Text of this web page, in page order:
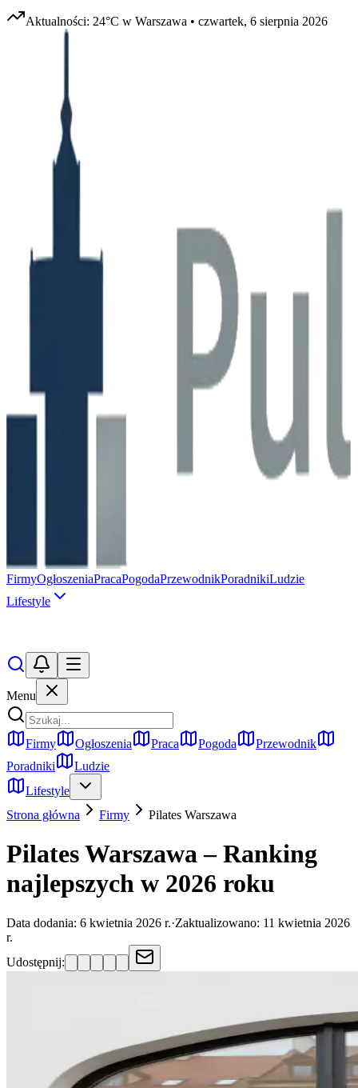
Aktualności: 24°C w Warszawa • czwartek, 6 sierpnia 2026
FirmyOgłoszeniaPracaPogodaPrzewodnikPoradnikiLudzie
Lifestyle
Menu
Firmy Ogłoszenia Praca Pogoda
Przewodnik
Poradniki
Ludzie
Lifestyle
Strona główna
Firmy Pilates Warszawa
Pilates Warszawa – Ranking
najlepszych w 2026 roku
Data dodania: 6 kwietnia 2026 r.·Zaktualizowano: 11 kwietnia 2026
r.
Udostępnij: